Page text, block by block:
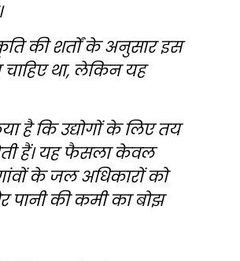
की शर्तों के अनुसार इस
था, लेकिन यह
है कि उद्योगों के लिए तय
हैं। यह फैसला केवल
के जल अधिकारों को
पानी की कमी का बोझ